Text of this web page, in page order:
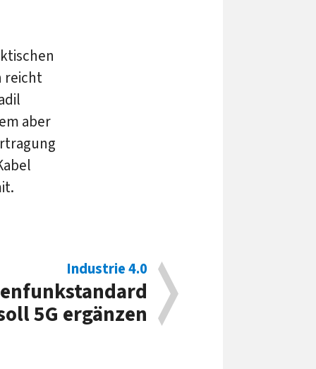
reicht
aber
Industrie 4.0
5G ergänzen